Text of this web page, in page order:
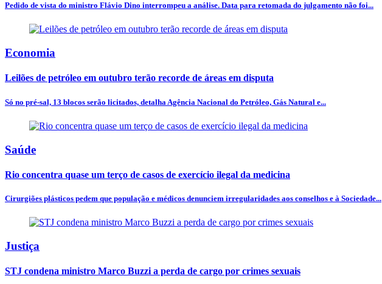
Pedido de vista do ministro Flávio Dino interrompeu a análise. Data para retomada do julgamento não foi...
Economia
Leilões de petróleo em outubro terão recorde de áreas em disputa
Só no pré-sal, 13 blocos serão licitados, detalha Agência Nacional do Petróleo, Gás Natural e...
Saúde
Rio concentra quase um terço de casos de exercício ilegal da medicina
Cirurgiões plásticos pedem que população e médicos denunciem irregularidades aos conselhos e à Sociedade...
Justiça
STJ condena ministro Marco Buzzi a perda de cargo por crimes sexuais